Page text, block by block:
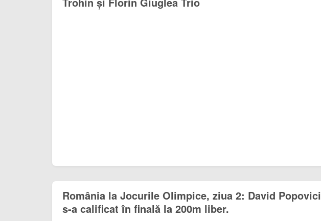
România la Jocurile Olimpice, ziua 2: David Popovici
s-a calificat în finală la 200m liber.